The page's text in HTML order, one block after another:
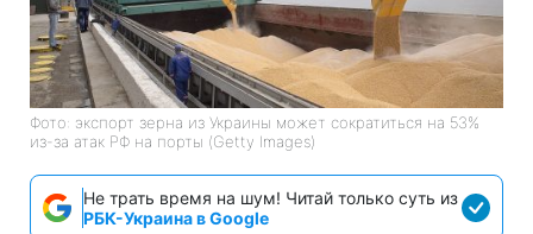
Фото: экспорт зерна из Украины может сократиться на 53%
из-за атак РФ на порты (Getty Images)
Не трать время на шум! Читай только суть из
РБК-Украина в Google